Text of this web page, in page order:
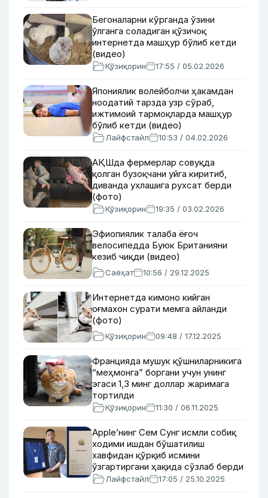
Бегоналарни кўрганда ўзини
ўлганга соладиган қўзичоқ
интернетда машҳур бўлиб кетди
(видео)
Қўзиқорин 17:55 / 05.02.2026
Япониялик волейболчи ҳакамдан
ноодатий тарзда узр сўраб,
ижтимоий тармоқларда машҳур
бўлиб кетди (видео)
Лайфстайл 10:53 / 04.02.2026
АҚШда фермерлар совуқда
қолган бузоқчани уйга киритиб,
диванда ухлашига рухсат берди
(фото)
Қўзиқорин 19:35 / 03.02.2026
Эфиопиялик талаба ёғоч
велосипедда Буюк Британияни
кезиб чиқди (видео)
Саёҳат 10:56 / 29.12.2025
Интернетда кимоно кийган
оғмахон сурати мемга айланди
(фото)
Қўзиқорин 09:48 / 17.12.2025
Францияда мушук қўшниларникига
“меҳмонга” боргани учун унинг
эгаси 1,3 минг доллар жаримага
тортилди
Қўзиқорин 11:30 / 06.11.2025
Apple’нинг Сем Сунг исмли собиқ
ходими ишдан бўшатилиш
хавфидан қўрқиб исмини
ўзгартиргани ҳақида сўзлаб берди
Лайфстайл 17:05 / 25.10.2025